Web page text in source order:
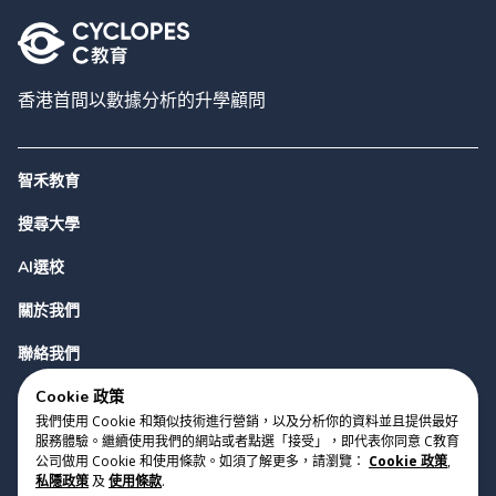
香港首間以數據分析的升學顧問
智禾教育
搜尋大學
AI選校
關於我們
聯絡我們
Cookie 政策
我們使用 Cookie 和類似技術進行營銷，以及分析你的資料並且提供最好
服務體驗。繼續使用我們的網站或者點選「接受」，即代表你同意 C教育
公司做用 Cookie 和使用條款。如須了解更多，請瀏覽： Cookie 政策,
私隱政策及 使用條款.